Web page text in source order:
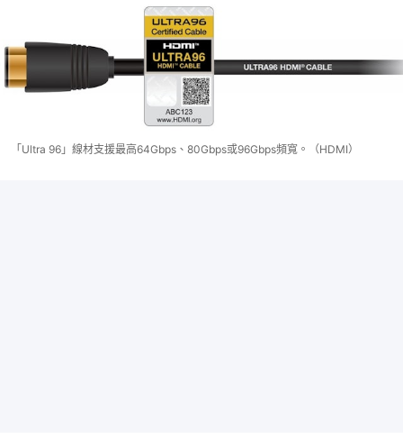
「Ultra 96」線材支援最高64Gbps、80Gbps或96Gbps頻寬。（HDMI）